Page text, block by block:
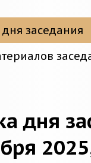
дня заседания
дня